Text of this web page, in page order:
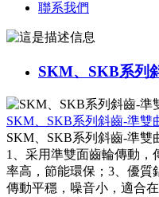
聯系我們
SKM、SKB系列
SKM、SKB系列斜齒-準雙
SKM、SKB系列斜齒-準雙
1、采用準雙面齒輪傳動，
率高，節能環保；3、優質
傳動平穩，噪音小，適合